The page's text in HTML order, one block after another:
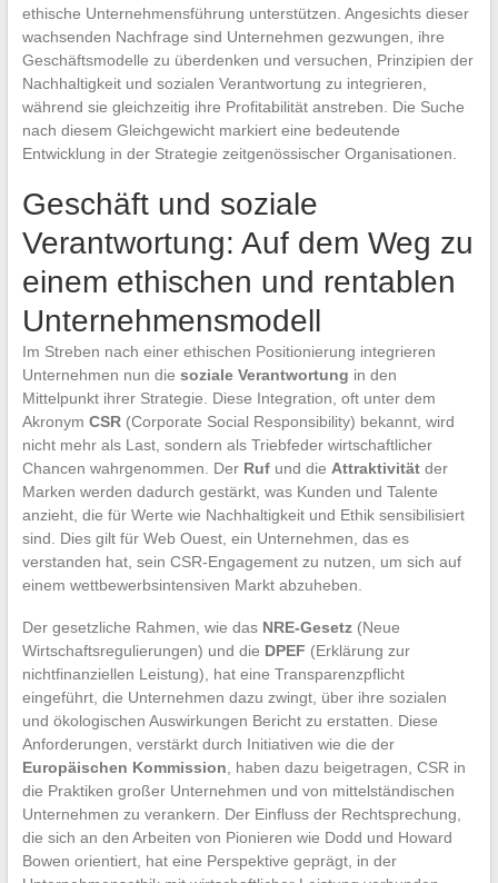
ethische Unternehmensführung unterstützen. Angesichts dieser
wachsenden Nachfrage sind Unternehmen gezwungen, ihre
Geschäftsmodelle zu überdenken und versuchen, Prinzipien der
Nachhaltigkeit und sozialen Verantwortung zu integrieren,
während sie gleichzeitig ihre Profitabilität anstreben. Die Suche
nach diesem Gleichgewicht markiert eine bedeutende
Entwicklung in der Strategie zeitgenössischer Organisationen.
Geschäft und soziale
Verantwortung: Auf dem Weg zu
einem ethischen und rentablen
Unternehmensmodell
Im Streben nach einer ethischen Positionierung integrieren
Unternehmen nun die soziale Verantwortung in den
Mittelpunkt ihrer Strategie. Diese Integration, oft unter dem
Akronym CSR(Corporate Social Responsibility) bekannt, wird
nicht mehr als Last, sondern als Triebfeder wirtschaftlicher
Chancen wahrgenommen. Der Rufund die Attraktivitätder
Marken werden dadurch gestärkt, was Kunden und Talente
anzieht, die für Werte wie Nachhaltigkeit und Ethik sensibilisiert
sind. Dies gilt für Web Ouest, ein Unternehmen, das es
verstanden hat, sein CSR-Engagement zu nutzen, um sich auf
einem wettbewerbsintensiven Markt abzuheben.
Der gesetzliche Rahmen, wie das NRE-Gesetz(Neue
Wirtschaftsregulierungen) und die DPEF (Erklärung zur
nichtfinanziellen Leistung), hat eine Transparenzpflicht
eingeführt, die Unternehmen dazu zwingt, über ihre sozialen
und ökologischen Auswirkungen Bericht zu erstatten. Diese
Anforderungen, verstärkt durch Initiativen wie die der
Europäischen Kommission , haben dazu beigetragen, CSR in
die Praktiken großer Unternehmen und von mittelständischen
Unternehmen zu verankern. Der Einfluss der Rechtsprechung,
die sich an den Arbeiten von Pionieren wie Dodd und Howard
Bowen orientiert, hat eine Perspektive geprägt, in der